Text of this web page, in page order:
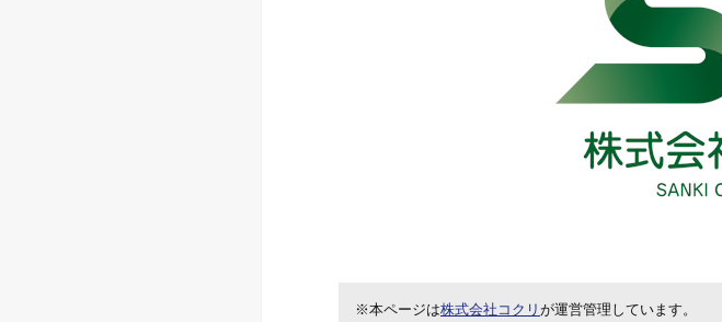
※本ページは株式会社コクリ が運営管理しています。